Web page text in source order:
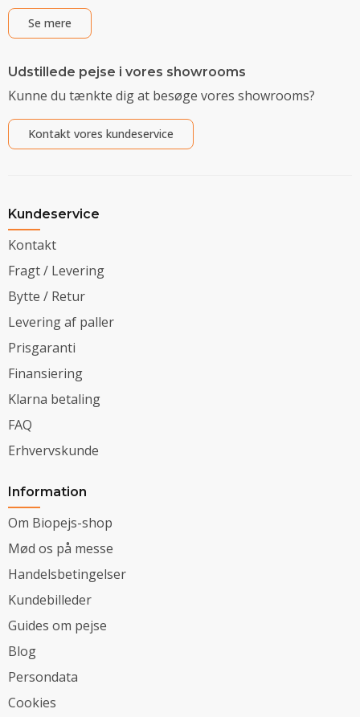
Se mere
Udstillede pejse i vores showrooms
Kunne du tænkte dig at besøge vores showrooms?
Kontakt vores kundeservice
Kundeservice
Kontakt
Fragt / Levering
Bytte / Retur
Levering af paller
Prisgaranti
Finansiering
Klarna betaling
FAQ
Erhvervskunde
Information
Om Biopejs-shop
Mød os på messe
Handelsbetingelser
Kundebilleder
Guides om pejse
Blog
Persondata
Cookies